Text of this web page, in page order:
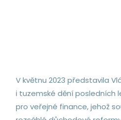
V květnu 2023 představila
i tuzemské dění posledních
pro veřejné finance, jehož